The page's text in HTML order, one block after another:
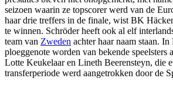
seizoen waarin ze topscorer werd van de
haar drie treffers in de finale, wist BK
te winnen. Schröder heeft ook al elf
team van Zweden achter haar naam staan.
ploeggenote worden van bekende speelsters
Lotte Keukelaar en Lineth Beerensteyn, die
transferperiode werd aangetrokken door de